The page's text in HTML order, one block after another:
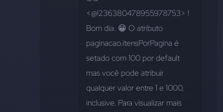
<@!236380478955978753> !
paginacao.itensPorPagina é
setado com 100 por default
mas você pode atribuir
qualquer valor entre 1 e 1000,
inclusive. Para visualizar mais